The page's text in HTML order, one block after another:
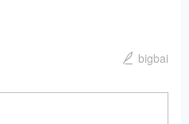
bigbai